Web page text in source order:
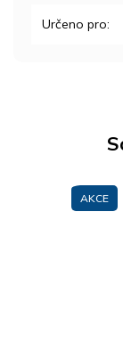
AKCE
Určeno pro: